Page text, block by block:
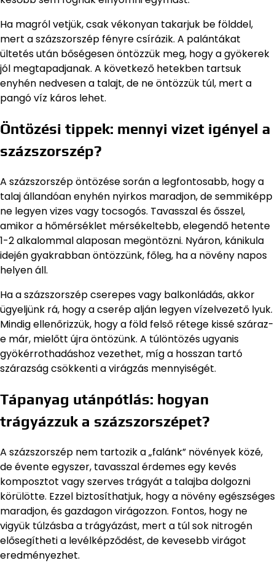
Ha magról vetjük, csak vékonyan takarjuk be földdel,
mert a százszorszép fényre csírázik. A palántákat
ültetés után bőségesen öntözzük meg, hogy a gyökerek
jól megtapadjanak. A következő hetekben tartsuk
enyhén nedvesen a talajt, de ne öntözzük túl, mert a
pangó víz káros lehet.
Öntözési tippek: mennyi vizet igényel a
százszorszép?
A százszorszép öntözése során a legfontosabb, hogy a
talaj állandóan enyhén nyirkos maradjon, de semmiképp
ne legyen vizes vagy tocsogós. Tavasszal és ősszel,
amikor a hőmérséklet mérsékeltebb, elegendő hetente
1-2 alkalommal alaposan megöntözni. Nyáron, kánikula
idején gyakrabban öntözzünk, főleg, ha a növény napos
helyen áll.
Ha a százszorszép cserepes vagy balkonládás, akkor
ügyeljünk rá, hogy a cserép alján legyen vízelvezető lyuk.
Mindig ellenőrizzük, hogy a föld felső rétege kissé száraz-
e már, mielőtt újra öntözünk. A túlöntözés ugyanis
gyökérrothadáshoz vezethet, míg a hosszan tartó
szárazság csökkenti a virágzás mennyiségét.
Tápanyag utánpótlás: hogyan
trágyázzuk a százszorszépet?
A százszorszép nem tartozik a „falánk” növények közé,
de évente egyszer, tavasszal érdemes egy kevés
komposztot vagy szerves trágyát a talajba dolgozni
körülötte. Ezzel biztosíthatjuk, hogy a növény egészséges
maradjon, és gazdagon virágozzon. Fontos, hogy ne
vigyük túlzásba a trágyázást, mert a túl sok nitrogén
elősegítheti a levélképződést, de kevesebb virágot
eredményezhet.